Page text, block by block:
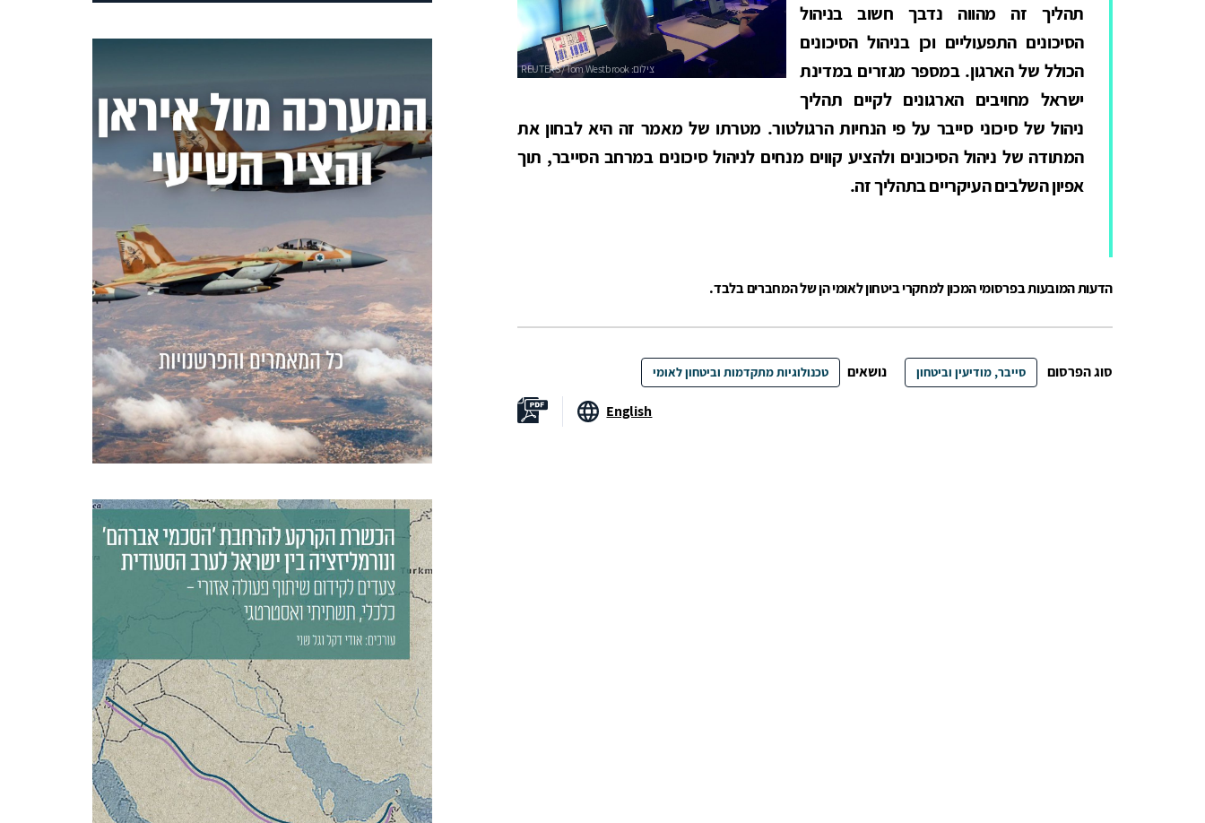
תהליך זה מהווה נדבך חשוב בניהול
הסיכונים התפעוליים וכן בניהול הסיכונים
הכולל של הארגון. במספר מגזרים במדינת
ישראל מחויבים הארגונים לקיים תהליך
ניהול של סיכוני סייבר על פי הנחיות הרגולטור. מטרתו של מאמר זה היא לבחון את
המתודה של ניהול הסיכונים ולהציע קווים מנחים לניהול סיכונים במרחב הסייבר, תוך
אפיון השלבים העיקריים בתהליך זה.
הדעות המובעות בפרסומי המכון למחקרי ביטחון לאומי הן של המחברים בלבד.
סוג הפרסום סייבר, מודיעין וביטחון נושאים טכנולוגיות מתקדמות וביטחון לאומי
English